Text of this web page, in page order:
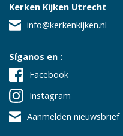
Kerken Kijken Utrecht
info@kerkenkijken.nl
Síganos en :
Facebook
Instagram
Aanmelden nieuwsbrief